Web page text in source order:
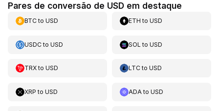
Pares de conversão de USD em destaque
BTCto USD ETH toUSD
USDCto USD SOL toUSD
TRXto USD LTCtoUSD
XRP to USD ADA toUSD